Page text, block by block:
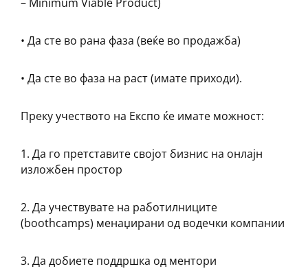
• Да сте во рана фаза (веќе во продажба)
• Да сте во фаза на раст (имате приходи).
Преку учеството на Експо ќе имате можност:
1. Да го претставите својот бизнис на онлајн
изложбен простор
2. Да учествувате на работилниците
(boothcamps) менаџирани од водечки компании
3. Да добиете поддршка од ментори